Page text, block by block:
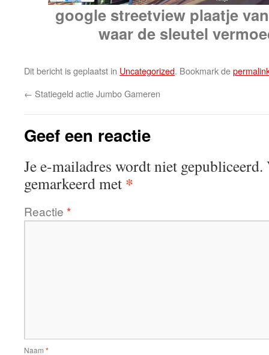
google streetview plaatje
waar de sleutel
Dit bericht is geplaatst in Uncategorized. Bookmark de
← Statiegeld actie Jumbo Gameren
Geef een reactie
Je e-mailadres wordt niet gepubliceerd.
gemarkeerd met *
Reactie *
Naam *